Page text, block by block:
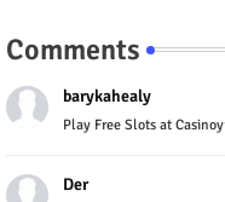
Comments
barykahealy
Play Free Slots at
Der